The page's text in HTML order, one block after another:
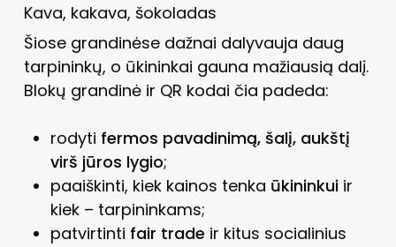
Kava, kakava, šokoladas
Šiose grandinėse dažnai dalyvauja daug
tarpininkų, o ūkininkai gauna mažiausią dalį.
Blokų grandinė ir QR kodai čia padeda:
rodyti fermos pavadinimą, šalį, aukštį
virš jūros lygio;
paaiškinti, kiek kainos tenka ūkininkuiir
kiek – tarpininkams;
patvirtinti fair trade ir kitus socialinius